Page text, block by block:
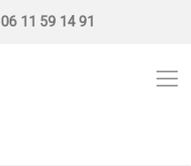
06 11 59 14 91